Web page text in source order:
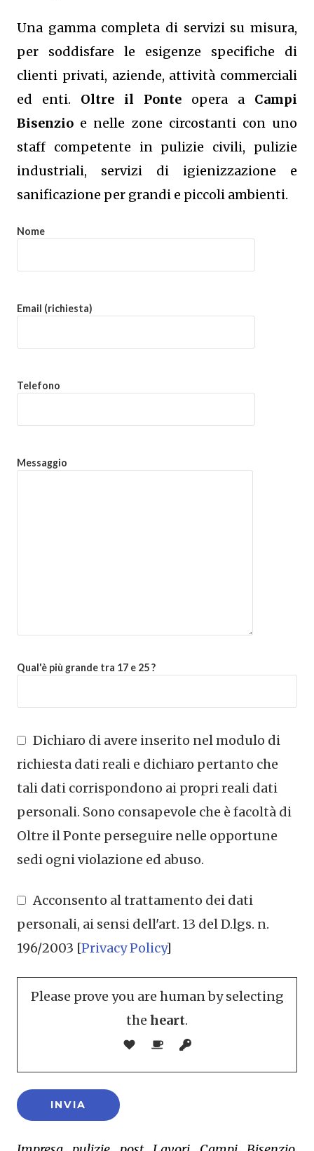
Una gamma completa di servizi su misura,
per soddisfare le esigenze specifiche di
clienti privati, aziende, attività commerciali
ed enti. Oltre il Ponte opera a Campi
Bisenzio e nelle zone circostanti con uno
staff competente in pulizie civili, pulizie
industriali, servizi di igienizzazione e
sanificazione per grandi e piccoli ambienti.
Nome
Email (richiesta)
Telefono
Messaggio
Qual'è più grande tra 17 e 25 ?
Dichiaro di avere inserito nel modulo di
richiesta dati reali e dichiaro pertanto che
tali dati corrispondono ai propri reali dati
personali. Sono consapevole che è facoltà di
Oltre il Ponte perseguire nelle opportune
sedi ogni violazione ed abuso.
Acconsento al trattamento dei dati
personali, ai sensi dell'art. 13 del D.lgs. n.
196/2003 [Privacy Policy]
Please prove you are human by selecting
the heart.